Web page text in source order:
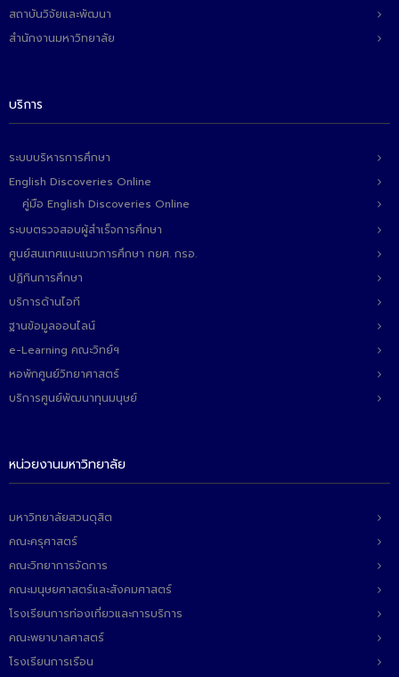
สถาบันวิจัยและพัฒนา
สำนักงานมหาวิทยาลัย
บริการ
ระบบบริหารการศึกษา
English Discoveries Online
คู่มือ English Discoveries Online
ระบบตรวจสอบผู้สำเร็จการศึกษา
ศูนย์สนเทศแนะแนวการศึกษา กยศ. กรอ.
ปฏิทินการศึกษา
บริการด้านไอที
ฐานข้อมูลออนไลน์
e-Learning คณะวิทย์ฯ
หอพักศูนย์วิทยาศาสตร์
บริการศูนย์พัฒนาทุนมนุษย์
หน่วยงานมหาวิทยาลัย
มหาวิทยาลัยสวนดุสิต
คณะครุศาสตร์
คณะวิทยาการจัดการ
คณะมนุษยศาสตร์และสังคมศาสตร์
โรงเรียนการท่องเที่ยวและการบริการ
คณะพยาบาลศาสตร์
โรงเรียนการเรือน